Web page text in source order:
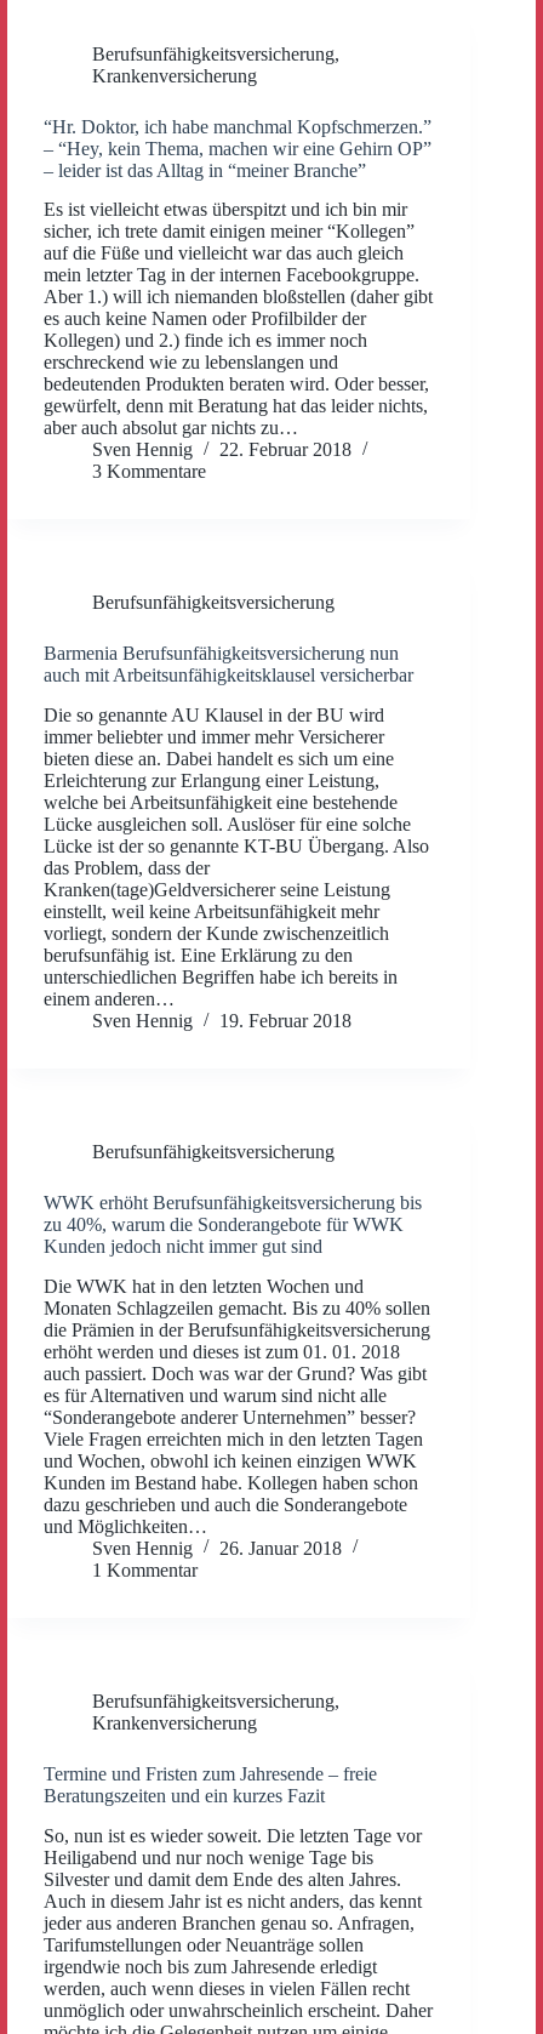
Berufsunfähigkeitsversicherung,
Krankenversicherung
“Hr. Doktor, ich habe manchmal Kopfschmerzen.”
– “Hey, kein Thema, machen wir eine Gehirn OP”
– leider ist das Alltag in “meiner Branche”
Es ist vielleicht etwas überspitzt und ich bin mir
sicher, ich trete damit einigen meiner “Kollegen”
auf die Füße und vielleicht war das auch gleich
mein letzter Tag in der internen Facebookgruppe.
Aber 1.) will ich niemanden bloßstellen (daher gibt
es auch keine Namen oder Profilbilder der
Kollegen) und 2.) finde ich es immer noch
erschreckend wie zu lebenslangen und
bedeutenden Produkten beraten wird. Oder besser,
gewürfelt, denn mit Beratung hat das leider nichts,
aber auch absolut gar nichts zu…
Sven Hennig
22. Februar 2018
3 Kommentare
Berufsunfähigkeitsversicherung
Barmenia Berufsunfähigkeitsversicherung nun
auch mit Arbeitsunfähigkeitsklausel versicherbar
Die so genannte AU Klausel in der BU wird
immer beliebter und immer mehr Versicherer
bieten diese an. Dabei handelt es sich um eine
Erleichterung zur Erlangung einer Leistung,
welche bei Arbeitsunfähigkeit eine bestehende
Lücke ausgleichen soll. Auslöser für eine solche
Lücke ist der so genannte KT-BU Übergang. Also
das Problem, dass der
Kranken(tage)Geldversicherer seine Leistung
einstellt, weil keine Arbeitsunfähigkeit mehr
vorliegt, sondern der Kunde zwischenzeitlich
berufsunfähig ist. Eine Erklärung zu den
unterschiedlichen Begriffen habe ich bereits in
einem anderen…
Sven Hennig
19. Februar 2018
Berufsunfähigkeitsversicherung
WWK erhöht Berufsunfähigkeitsversicherung bis
zu 40%, warum die Sonderangebote für WWK
Kunden jedoch nicht immer gut sind
Die WWK hat in den letzten Wochen und
Monaten Schlagzeilen gemacht. Bis zu 40% sollen
die Prämien in der Berufsunfähigkeitsversicherung
erhöht werden und dieses ist zum 01. 01. 2018
auch passiert. Doch was war der Grund? Was gibt
es für Alternativen und warum sind nicht alle
“Sonderangebote anderer Unternehmen” besser?
Viele Fragen erreichten mich in den letzten Tagen
und Wochen, obwohl ich keinen einzigen WWK
Kunden im Bestand habe. Kollegen haben schon
dazu geschrieben und auch die Sonderangebote
und Möglichkeiten…
Sven Hennig
26. Januar 2018
1 Kommentar
Berufsunfähigkeitsversicherung,
Krankenversicherung
Termine und Fristen zum Jahresende – freie
Beratungszeiten und ein kurzes Fazit
So, nun ist es wieder soweit. Die letzten Tage vor
Heiligabend und nur noch wenige Tage bis
Silvester und damit dem Ende des alten Jahres.
Auch in diesem Jahr ist es nicht anders, das kennt
jeder aus anderen Branchen genau so. Anfragen,
Tarifumstellungen oder Neuanträge sollen
irgendwie noch bis zum Jahresende erledigt
werden, auch wenn dieses in vielen Fällen recht
unmöglich oder unwahrscheinlich erscheint. Daher